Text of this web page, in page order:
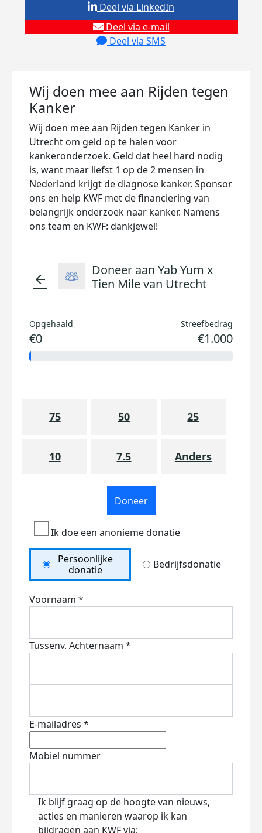
Deel via e-mail
Deel via SMS
Deel via LinkedIn
Wij doen mee aan Rijden tegen
Kanker
Wij doen mee aan Rijden tegen Kanker in
Utrecht om geld op te halen voor
kankeronderzoek. Geld dat heel hard nodig
is, want maar liefst 1 op de 2 mensen in
Nederland krijgt de diagnose kanker. Sponsor
ons en help KWF met de financiering van
belangrijk onderzoek naar kanker. Namens
ons team en KWF: dankjewel!
arrow_back
Doneer aan Yab Yum x
Tien Mile van Utrecht
Opgehaald
€0
Streefbedrag
€1.000
75 50 25
10 7.5 Anders
Doneer
Ik doe een anonieme donatie
Persoonlijke
donatie
Bedrijfsdonatie
Voornaam *
Tussenv. Achternaam *
E-mailadres *
Mobiel nummer
Ik blijf graag op de hoogte van nieuws,
acties en manieren waarop ik kan
bijdragen aan KWF via: